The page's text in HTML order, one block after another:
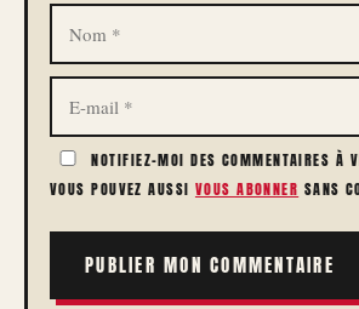
NOM
E-
MAIL
NOTIFIEZ-MOI DES COMMENTAIRES À
VOUS POUVEZ AUSSI VOUS ABONNER SANS